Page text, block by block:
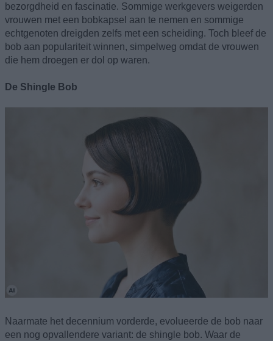
bezorgdheid en fascinatie. Sommige werkgevers weigerden
vrouwen met een bobkapsel aan te nemen en sommige
echtgenoten dreigden zelfs met een scheiding. Toch bleef de
bob aan populariteit winnen, simpelweg omdat de vrouwen
die hem droegen er dol op waren.
De Shingle Bob
Naarmate het decennium vorderde, evolueerde de bob naar
een nog opvallendere variant: de shingle bob. Waar de